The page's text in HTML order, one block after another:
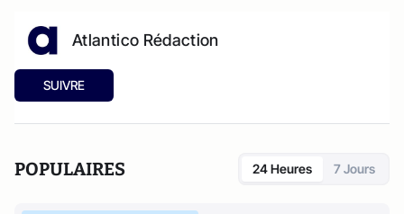
Atlantico Rédaction
SUIVRE
POPULAIRES 24 Heures 7 Jours